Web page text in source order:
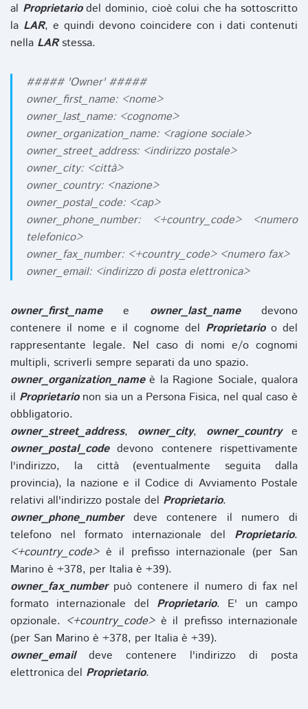
al Proprietariodel dominio, cioè colui che ha sottoscritto
la LAR, e quindi devono coincidere con i dati contenuti
nella LARstessa.
##### 'Owner' #####
owner_first_name: <nome>
owner_last_name: <cognome>
owner_organization_name: <ragione sociale>
owner_street_address: <indirizzo postale>
owner_city: <città>
owner_country: <nazione>
owner_postal_code: <cap>
owner_phone_number: <+country_code> <numero
telefonico>
owner_fax_number: <+country_code> <numero fax>
owner_email: <indirizzo di posta elettronica>
owner_first_namee owner_last_namedevono
contenere il nome e il cognome del Proprietarioo del
rappresentante legale. Nel caso di nomi e/o cognomi
multipli, scriverli sempre separati da uno spazio.
owner_organization_nameè la Ragione Sociale, qualora
il Proprietarionon sia un a Persona Fisica, nel qual caso è
obbligatorio.
owner_street_address, owner_city, owner_countrye
owner_postal_codedevono contenere rispettivamente
l'indirizzo, la città (eventualmente seguita dalla
provincia), la nazione e il Codice di Avviamento Postale
relativi all'indirizzo postale del Proprietario.
owner_phone_numberdeve contenere il numero di
telefono nel formato internazionale del Proprietario.
<+country_code>è il prefisso internazionale (per San
Marino è +378, per Italia è +39).
owner_fax_numberpuò contenere il numero di fax nel
formato internazionale del Proprietario. E' un campo
opzionale. <+country_code>è il prefisso internazionale
(per San Marino è +378, per Italia è +39).
owner_emaildeve contenere l'indirizzo di posta
elettronica del Proprietario.